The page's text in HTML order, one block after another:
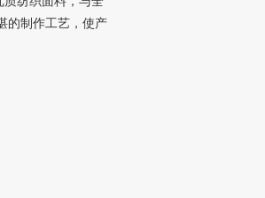
的制作工艺，使产